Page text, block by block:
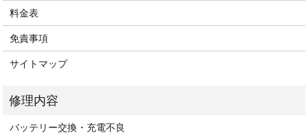
料金表
免責事項
サイトマップ
バッテリー交換・充電不良